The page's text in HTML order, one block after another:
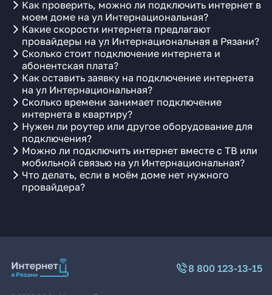
Как проверить, можно ли подключить интернет в
моем доме на ул Интернациональная?
Какие скорости интернета предлагают
провайдеры на ул Интернациональная в Рязани?
Сколько стоит подключение интернета и
абонентская плата?
Как оставить заявку на подключение интернета
на ул Интернациональная?
Сколько времени занимает подключение
интернета в квартиру?
Нужен ли роутер или другое оборудование для
подключения?
Можно ли подключить интернет вместе с ТВ или
мобильной связью на ул Интернациональная?
Что делать, если в моём доме нет нужного
провайдера?
8 800 123-13-15